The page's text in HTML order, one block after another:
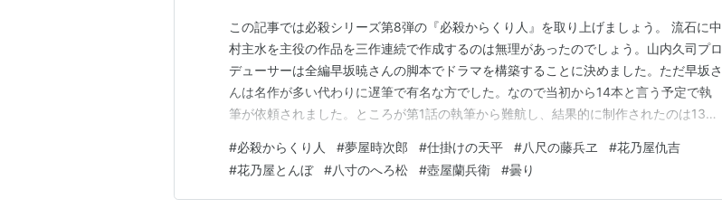
この記事では必殺シリーズ第8弾の『必殺からくり人』を取り上げましょう。 流石に中
村主水を主役の作品を三作連続で作成するのは無理があったのでしょう。山内久司プロ
デューサーは全編早坂暁さんの脚本でドラマを構築することに決めました。ただ早坂さ
んは名作が多い代わりに遅筆で有名な方でした。なので当初から14本と言う予定で執
筆が依頼されました。ところが第1話の執筆から難航し、結果的に制作されたのは13本
した。 この作品の舞台は天保の改革の頃。第1話で鼠小僧が引き回しの時に化粧をして
いたこと引き回しの時に現代の銀座の歩行者天…
#必殺からくり人 #夢屋時次郎 #仕掛けの天平 #八尺の藤兵ヱ #花乃屋仇吉
#花乃屋とんぼ #八寸のへろ松 #壺屋蘭兵衛 #曇り